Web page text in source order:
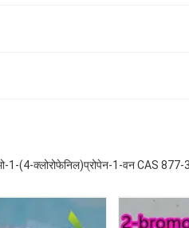
1-(4-क्लोरोफेनिल)प्रोपेन-1-वन CAS